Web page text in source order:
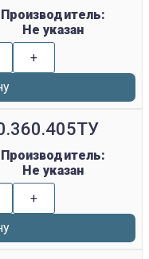
Производитель:
Не указан
+
Производитель:
Не указан
+